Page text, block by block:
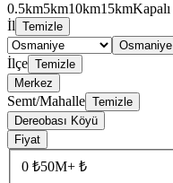
0.5km5km10km15kmKapalı
İl Temizle
Osmaniye
İlçe Temizle
Merkez
Semt/Mahalle Temizle
Dereobası Köyü
Fiyat
0 ₺50M+ ₺